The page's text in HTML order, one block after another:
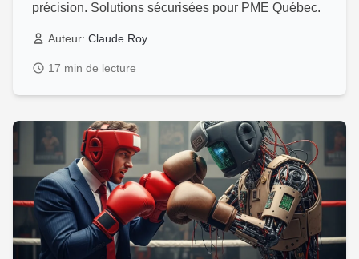
précision. Solutions sécurisées pour PME Québec.
Auteur: Claude Roy
17 min de lecture